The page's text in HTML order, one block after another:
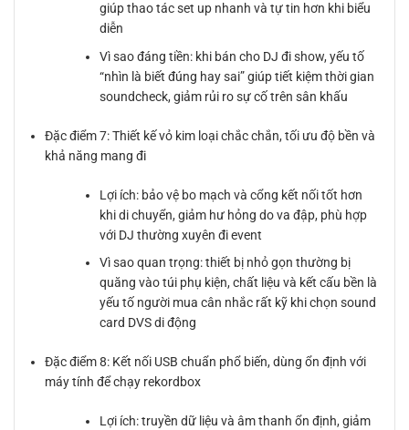
giúp thao tác set up nhanh và tự tin hơn khi biểu
diễn
Vì sao đáng tiền: khi bán cho DJ đi show, yếu tố
“nhìn là biết đúng hay sai” giúp tiết kiệm thời gian
soundcheck, giảm rủi ro sự cố trên sân khấu
Đặc điểm 7: Thiết kế vỏ kim loại chắc chắn, tối ưu độ bền và
khả năng mang đi
Lợi ích: bảo vệ bo mạch và cổng kết nối tốt hơn
khi di chuyển, giảm hư hỏng do va đập, phù hợp
với DJ thường xuyên đi event
Vì sao quan trọng: thiết bị nhỏ gọn thường bị
quăng vào túi phụ kiện, chất liệu và kết cấu bền là
yếu tố người mua cân nhắc rất kỹ khi chọn sound
card DVS di động
Đặc điểm 8: Kết nối USB chuẩn phổ biến, dùng ổn định với
máy tính để chạy rekordbox
Lợi ích: truyền dữ liệu và âm thanh ổn định, giảm